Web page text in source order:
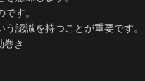
す。
認識を持つことが重要です。
巻き